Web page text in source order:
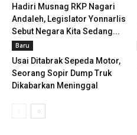
Hadiri Musnag RKP Nagari
Andaleh, Legislator Yonnarlis
Sebut Negara Kita Sedang...
Baru
Usai Ditabrak Sepeda Motor,
Seorang Sopir Dump Truk
Dikabarkan Meninggal